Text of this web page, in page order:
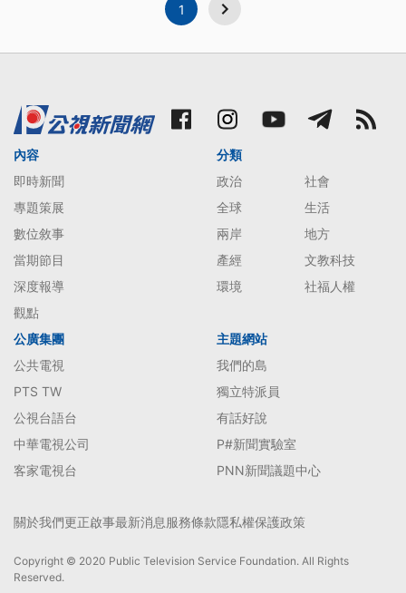
1
內容
即時新聞
專題策展
數位敘事
當期節目
深度報導
觀點
分類
政治
社會
全球
生活
兩岸
地方
產經
文教科技
環境
社福人權
公廣集團
公共電視
PTS TW
公視台語台
中華電視公司
客家電視台
主題網站
我們的島
獨立特派員
有話好說
P#新聞實驗室
PNN新聞議題中心
關於我們更正啟事最新消息服務條款隱私權保護政策
Copyright © 2020 Public Television Service Foundation. All Rights
Reserved.